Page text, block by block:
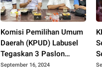
Komisi Pemilihan Umum
Daerah (KPUD) Labusel
Tegaskan 3 Paslon
Bupati Memenuhi
September 16, 2024